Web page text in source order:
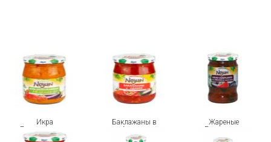
Икра
Баклажановая
Нежная
Баклажаны в
Аджике
Жареные
Баклажаны